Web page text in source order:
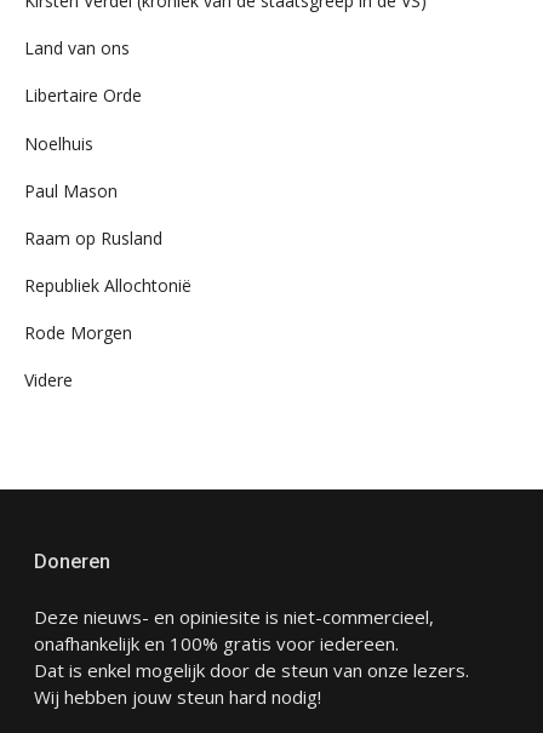
Land van ons
Libertaire Orde
Noelhuis
Paul Mason
Raam op Rusland
Republiek Allochtonië
Rode Morgen
Videre
Doneren
Deze nieuws- en opiniesite is niet-commercieel,
onafhankelijk en 100% gratis voor iedereen.
Dat is enkel mogelijk door de steun van onze lezers.
Wij hebben jouw steun hard nodig!